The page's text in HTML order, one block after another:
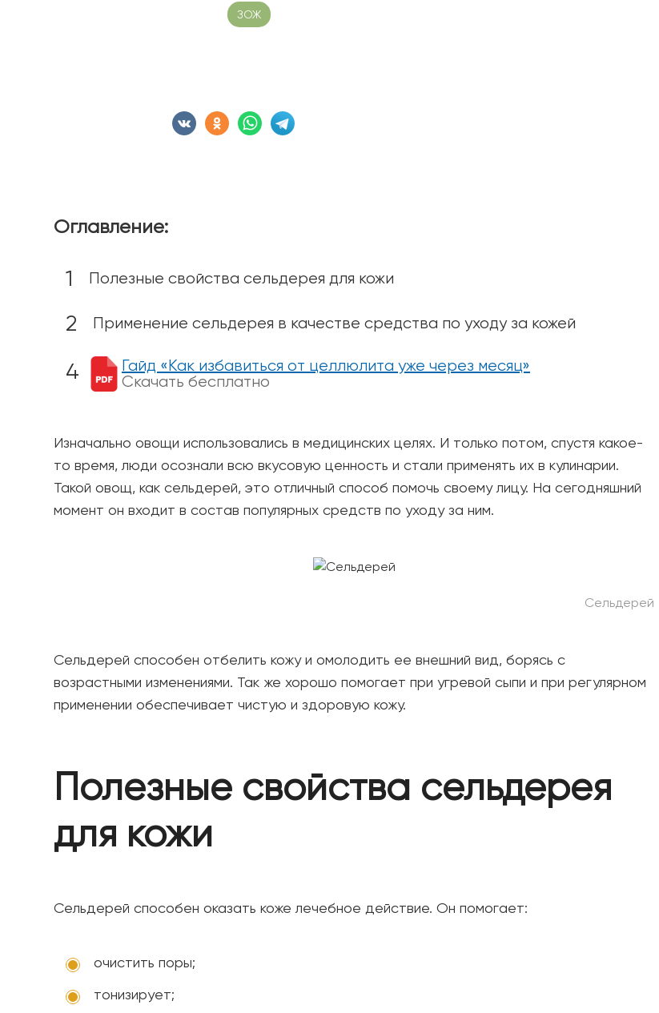
ЗОЖ
Оглавление:
Полезные свойства сельдерея для кожи
Применение сельдерея в качестве средства по уходу за кожей
Гайд «Как избавиться от целлюлита уже через месяц»
Скачать бесплатно
Изначально овощи использовались в медицинских целях. И только потом, спустя какое-
то время, люди осознали всю вкусовую ценность и стали применять их в кулинарии.
Такой овощ, как сельдерей, это отличный способ помочь своему лицу. На сегодняшний
момент он входит в состав популярных средств по уходу за ним.
Сельдерей
Сельдерей способен отбелить кожу и омолодить ее внешний вид, борясь с
возрастными изменениями. Так же хорошо помогает при угревой сыпи и при регулярном
применении обеспечивает чистую и здоровую кожу.
Полезные свойства сельдерея
для кожи
Сельдерей способен оказать коже лечебное действие. Он помогает:
очистить поры;
тонизирует;